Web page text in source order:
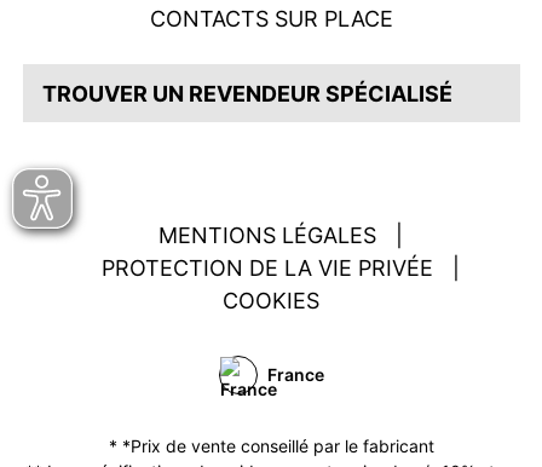
CONTACTS SUR PLACE
TROUVER UN REVENDEUR SPÉCIALISÉ
MENTIONS LÉGALES
PROTECTION DE LA VIE PRIVÉE
COOKIES
France
* *Prix de vente conseillé par le fabricant